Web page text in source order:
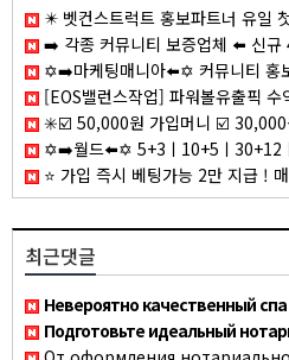
✴️ 벳컨스트럭트 홍보파트너 유일 첫충 30% "벨라벳" 1일환전 무
➡️ 각종 커뮤니티 보증업체 ⬅️ 신규 40% ☀️ 환전내역 있어도 무한매충 5% ☀️
✡️➡️마케팅매니아⬅️✡️ 커뮤니티 홍보 프로그램⭐️구글 찌라시 프로그램⭐️카
[EOS밸런스작업] 파워볼유출픽 수익금
✳️☑️ 50,000원 가입머니 ☑️ 30,000원 가입쿠폰 ☑️ 무제한 입금플러스 ☑️
✡️➡️월드⬅️✡️ 5+3ㅣ10+5ㅣ30+12ㅣ50+20ㅣ100+35ㅣ200+70 ✡️무한
⭐️ 가입 즉시 베팅가능 2만 지급 ! 매달
최근댓글
Невероятно качественный спа массаж для
Подготовьте идеальный нотариальный перевод